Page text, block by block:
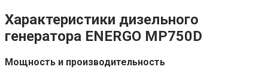
Характеристики дизельного
генератора ENERGO MP750D
Мощность и производительность